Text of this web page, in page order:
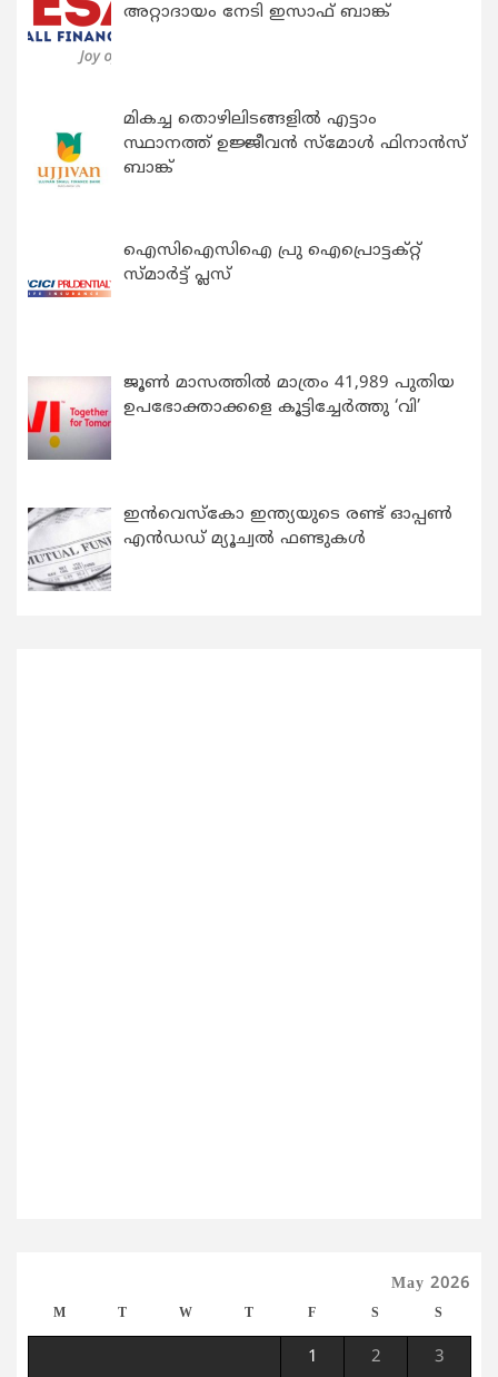
അറ്റാദായം നേടി ഇസാഫ് ബാങ്ക്
മികച്ച തൊഴിലിടങ്ങളിൽ എട്ടാം
സ്ഥാനത്ത് ഉജ്ജീവൻ സ്മോൾ ഫിനാൻസ്
ബാങ്ക്
ഐസിഐസിഐ പ്രു ഐപ്രൊട്ടക്റ്റ്
സ്മാർട്ട് പ്ലസ്
ജൂൺ മാസത്തിൽ മാത്രം 41,989 പുതിയ
ഉപഭോക്താക്കളെ കൂട്ടിച്ചേർത്തു ‘വി’
ഇന്‍വെസ്കോ ഇന്ത്യയുടെ രണ്ട് ഓപ്പണ്‍
എന്‍ഡഡ് മ്യൂച്വല്‍ ഫണ്ടുകള്‍
May 2026
M T W T F S S
1 2 3